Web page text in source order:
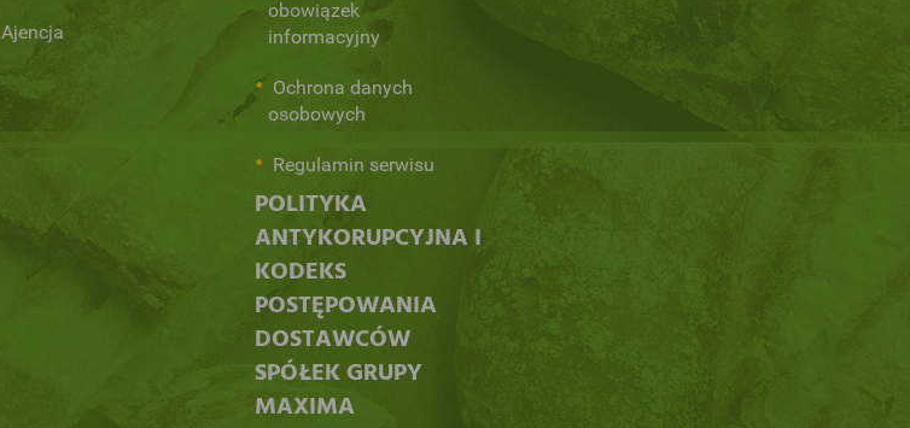
Ajencja
obowiązek
informacyjny
Ochrona danych
osobowych
Regulamin serwisu
POLITYKA
ANTYKORUPCYJNA I
KODEKS
POSTĘPOWANIA
DOSTAWCÓW
SPÓŁEK GRUPY
MAXIMA